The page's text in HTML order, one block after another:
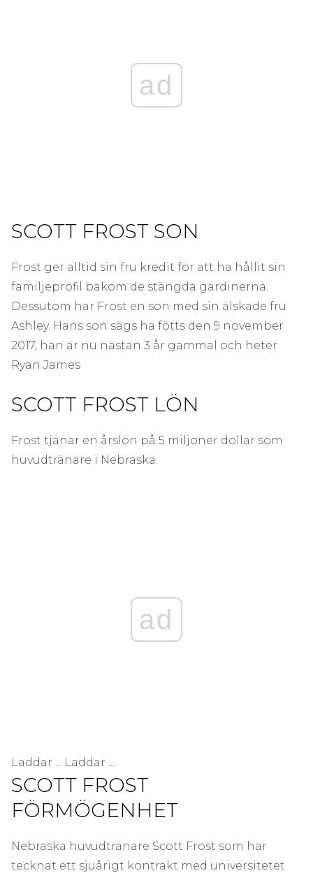
ad
SCOTT FROST SON
Frost ger alltid sin fru kredit för att ha hållit sin
familjeprofil bakom de stängda gardinerna.
Dessutom har Frost en son med sin älskade fru
Ashley. Hans son sägs ha fötts den 9 november
2017, han är nu nästan 3 år gammal och heter
Ryan James
SCOTT FROST LÖN
Frost tjänar en årslön på 5 miljoner dollar som
huvudtränare i Nebraska.
ad
Laddar ... Laddar ...
SCOTT FROST
FÖRMÖGENHET
Nebraska huvudtränare Scott Frost som har
tecknat ett sjuårigt kontrakt med universitetet